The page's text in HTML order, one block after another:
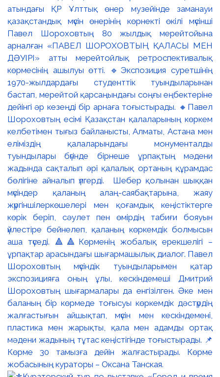
атындағы ҚР Ұлттық өнер музейінде заманауи
қазақстандық мүсін өнерінің көрнекті өкілі мүсінші
Павел Шороховтың 80 жылдық мерейтойына
арналған «ПАВЕЛ ШОРОХОВТЫҢ ҚАЛАСЫ МЕН
ДӘУІРІ» атты мерейтойлық ретроспективалық
көрмесінің ашылуы өтті. 🔹Экспозиция суретшінің
1970-жылдардағы студенттік туындыларынан
бастап, мерейтой қарсаңындағы соңғы еңбектеріне
дейінгі әр кезеңді бір арнаға тоғыстырады. 🔸Павел
Шороховтың есімі Қазақстан қалаларының көркем
келбетімен тығыз байланысты, Алматы, Астана мен
еліміздің қалаларындағы монументалды
туындылары бүгінде бірнеше ұрпақтың мәдени
жадында сақталып әрі қалалық ортаның құрамдас
бөлігіне айналып үлгерді. Шебер қолынан шыққан
мүсіндер қаланың алаң-саябақтарына, жаяу
жүргіншілеркөшелері мен қоғамдық кеңістіктерге
көрік беріп, сәулет пен өмірдің табиғи бояуын
үйлестіре бейнелеп, қаланың көркемдік болмысын
аша түседі. 🔺🔺Көрменің жобалық ерекшелігі –
ұрпақтар арасындағы шығармашылық диалог. Павел
Шороховтың мүсіндік туындыларымен қатар
экспозицияға оның ұлы, кескіндемеші Дмитрий
Шороховтың шығармалары да енгізілген. Әке мен
баланың бір көрмеде тоғысуы көркемдік дәстүрдің
жалғастығын айшықтап, мүсін мен кескіндемені,
пластика мен жарықты, қала мен адамды ортақ
мәдени жадының тұтас кеңістігінде тоғыстырады. 📌
Көрме 30 тамызға дейін жалғастырады. Көрме
жобасының кураторы – Оксана Танская.